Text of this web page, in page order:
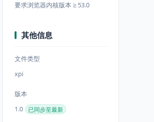
要求浏览器内核版本 ≥ 53.0
其他信息
文件类型
xpi
版本
1.0
已同步至最新